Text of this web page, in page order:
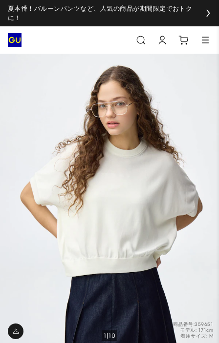
夏本番！バルーンパンツなど、人気の商品が期間限定でおトク
に！
商品番号:359651
モデル: 171cm
着用サイズ: M
1 10